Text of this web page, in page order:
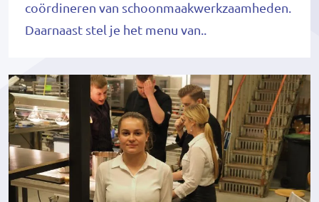
coördineren van schoonmaakwerkzaamheden.
Daarnaast stel je het menu van..